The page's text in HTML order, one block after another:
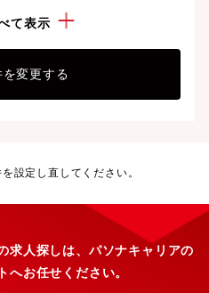
て表示
変更する
設定し直してください。
求人探しは、パソナキャリアの
へお任せください。